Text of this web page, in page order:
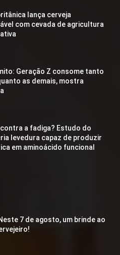
lança cerveja
com cevada de agricultura
Geração Z consome tanto
as demais, mostra
contra a fadiga? Estudo do
levedura capaz de produzir
em aminoácido funcional
7 de agosto, um brinde ao